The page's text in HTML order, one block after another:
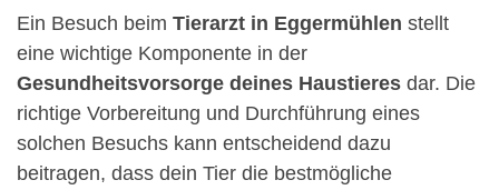
Ein Besuch beim Tierarzt in Eggermühlen stellt
eine wichtige Komponente in der
Gesundheitsvorsorge deines Haustieres dar. Die
richtige Vorbereitung und Durchführung eines
solchen Besuchs kann entscheidend dazu
beitragen, dass dein Tier die bestmögliche